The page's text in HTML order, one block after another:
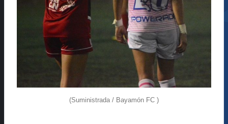
(Suministrada / Bayamón FC )